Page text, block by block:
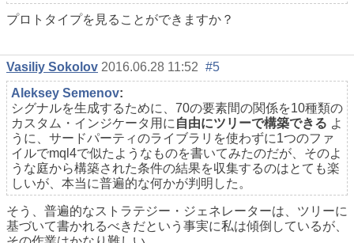
プロトタイプを見ることができますか？
Vasiliy Sokolov 2016.06.28 11:52 #5
Aleksey Semenov:
シグナルを生成するために、70の要素間の関係を10種類の
カスタム・インジケータ用に 自由にツリーで構築できる よ
うに、サードパーティのライブラリを使わずに1つのファ
イルでmql4で似たようなものを書いてみたのだが、そのよ
うな庭から構築された条件の結果を収集するのはとても楽
しいが、本当に普遍的な何かが判明した。
そう、普遍的なストラテジー・ジェネレーターは、ツリーに
基づいて書かれるべきだという事実に私は傾倒しているが、